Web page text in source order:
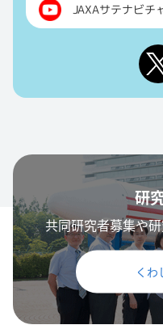
JAXAサテナビチ
研
共同研究者募集や
くわ